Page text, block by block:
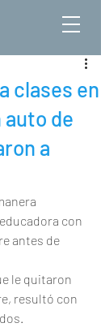
clases en
de
a
con
antes de
le quitaron
resultó con